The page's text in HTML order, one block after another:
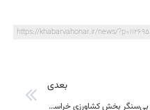
https://khabarvahonar.ir/news/?p=112695
بعدی
برگزاری اجلاسیه ۲۴۸ شهید سنگرساز بی‌سنگر بخش کشاورزی خراسان جنوبی